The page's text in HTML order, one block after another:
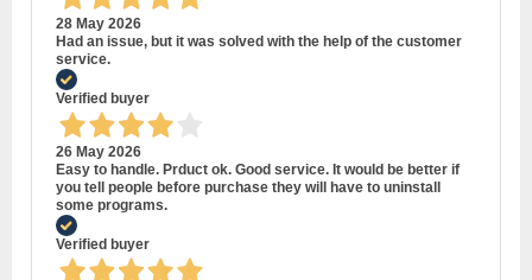
28 May 2026
Had an issue, but it was solved with the help of the customer
service.
Verified buyer
26 May 2026
Easy to handle. Prduct ok. Good service. It would be better if
you tell people before purchase they will have to uninstall
some programs.
Verified buyer